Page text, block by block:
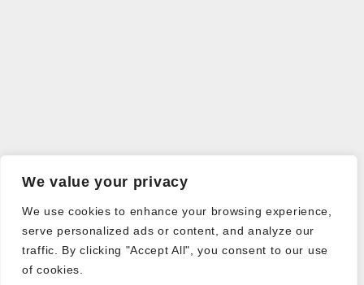
We value your privacy
We use cookies to enhance your browsing experience,
serve personalized ads or content, and analyze our
traffic. By clicking "Accept All", you consent to our use
of cookies.